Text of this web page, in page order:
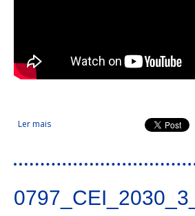
Ler mais acerca de La Eurocidade Chaves-
mejorar la calidad de vida de las